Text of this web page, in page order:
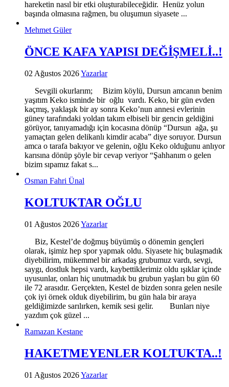
hareketin nasıl bir etki oluşturabileceğidir. Henüz yolun
başında olmasına rağmen, bu oluşumun siyasete ...
Mehmet Güler
ÖNCE KAFA YAPISI DEĞİŞMELİ..!
02 Ağustos 2026Yazarlar
Sevgili okurlarım; Bizim köylü, Dursun amcanın benim
yaşıtım Keko isminde bir oğlu vardı. Keko, bir gün evden
kaçmış, yaklaşık bir ay sonra Keko’nun annesi evlerinin
güney tarafındaki yoldan takım elbiseli bir gencin geldiğini
görüyor, tanıyamadığı için kocasına dönüp “Dursun ağa, şu
yamaçtan gelen delikanlı kimdir acaba” diye soruyor. Dursun
amca o tarafa bakıyor ve gelenin, oğlu Keko olduğunu anlıyor
karısına dönüp şöyle bir cevap veriyor “Şahhanım o gelen
bizim sıpamız fakat s...
Osman Fahri Ünal
KOLTUKTAR OĞLU
01 Ağustos 2026Yazarlar
Biz, Kestel’de doğmuş büyümüş o dönemin gençleri
olarak, işimiz hep spor yapmak oldu. Siyasete hiç bulaşmadık
diyebilirim, mükemmel bir arkadaş grubumuz vardı, sevgi,
saygı, dostluk hepsi vardı, kaybettiklerimiz oldu ışıklar içinde
uyusunlar, onları hiç unutmadık bu grubun yaşları bu gün 60
ile 72 arasıdır. Gerçekten, Kestel de bizden sonra gelen nesile
çok iyi örnek olduk diyebilirim, bu gün hala bir araya
geldiğimizde sarılırken, kemik sesi gelir. Bunları niye
yazdım çok güzel ...
Ramazan Kestane
HAKETMEYENLER KOLTUKTA..!
01 Ağustos 2026Yazarlar